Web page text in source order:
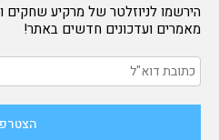
הירשמו לניוזלטר של מרקיע שחקים
מאמרים ועדכונים חדשים באתר!